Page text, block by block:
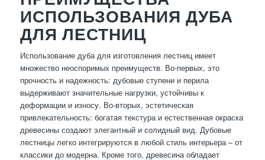
ИСПОЛЬЗОВАНИЯ ДУБА
ДЛЯ ЛЕСТНИЦ
Использование дуба для изготовления лестниц имеет
множество неоспоримых преимуществ. Во-первых, это
прочность и надежность: дубовые ступени и перила
выдерживают значительные нагрузки, устойчивы к
деформации и износу. Во-вторых, эстетическая
привлекательность: богатая текстура и естественная окраска
древесины создают элегантный и солидный вид. Дубовые
лестницы легко интегрируются в любой стиль интерьера – от
классики до модерна. Кроме того, древесина обладает